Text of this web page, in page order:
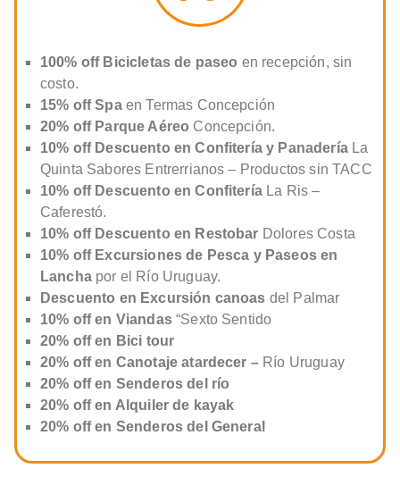
100% off Bicicletas de paseo en recepción, sin
costo.
15% off Spaen Termas Concepción
20% off Parque Aéreo Concepción.
10% off Descuento en Confitería y PanaderíaLa
Quinta Sabores Entrerrianos – Productos sin TACC
10% off Descuento en ConfiteríaLa Ris –
Caferestó.
10% off Descuento en Restobar Dolores Costa
10% off Excursiones de Pesca y Paseos en
Lanchapor el Río Uruguay.
Descuento en Excursión canoas del Palmar
10% off en Viandas“Sexto Sentido
20% off en Bici tour
20% off en Canotaje atardecer – Río Uruguay
20% off en Senderos del río
20% off en Alquiler de kayak
20% off en Senderos del General